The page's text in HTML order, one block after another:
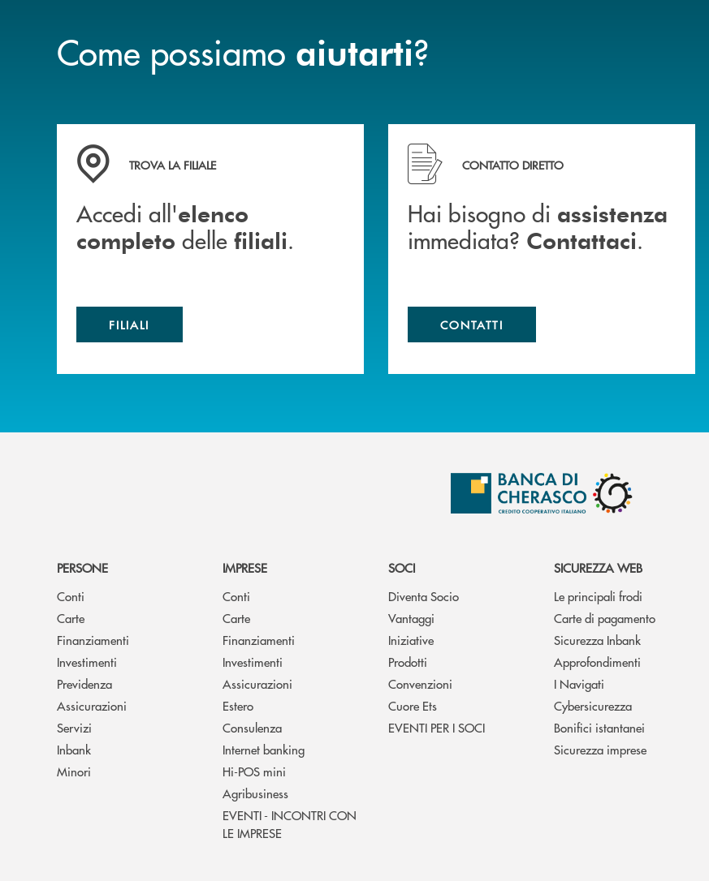
Come possiamo aiutarti?
Accedi all' elenco completo delle filiali .
TROVA LA FILIALE
Accedi all'elenco
completo delle filiali.
FILIALI
Hai bisogno di assistenza immediata? Contattaci .
CONTATTO DIRETTO
Hai bisogno di assistenza
immediata? Contattaci.
CONTATTI
PERSONE
Conti
Carte
Finanziamenti
Investimenti
Previdenza
Assicurazioni
Servizi
Inbank
Minori
IMPRESE
Conti
Carte
Finanziamenti
Investimenti
Assicurazioni
Estero
Consulenza
Internet banking
Hi-POS mini
Agribusiness
EVENTI - INCONTRI CON
LE IMPRESE
SOCI
Diventa Socio
Vantaggi
Iniziative
Prodotti
Convenzioni
Cuore Ets
EVENTI PER I SOCI
SICUREZZA WEB
Le principali frodi
Carte di pagamento
Sicurezza Inbank
Approfondimenti
I Navigati
Cybersicurezza
Bonifici istantanei
Sicurezza imprese